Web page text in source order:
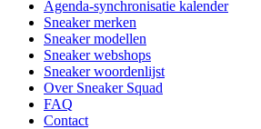
Agenda-synchronisatie kalender
Sneaker merken
Sneaker modellen
Sneaker webshops
Sneaker woordenlijst
Over Sneaker Squad
FAQ
Contact